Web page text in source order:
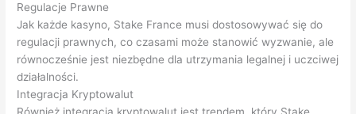
Regulacje Prawne
Jak każde kasyno, Stake France musi dostosowywać się do
regulacji prawnych, co czasami może stanowić wyzwanie, ale
równocześnie jest niezbędne dla utrzymania legalnej i uczciwej
działalności.
Integracja Kryptowalut